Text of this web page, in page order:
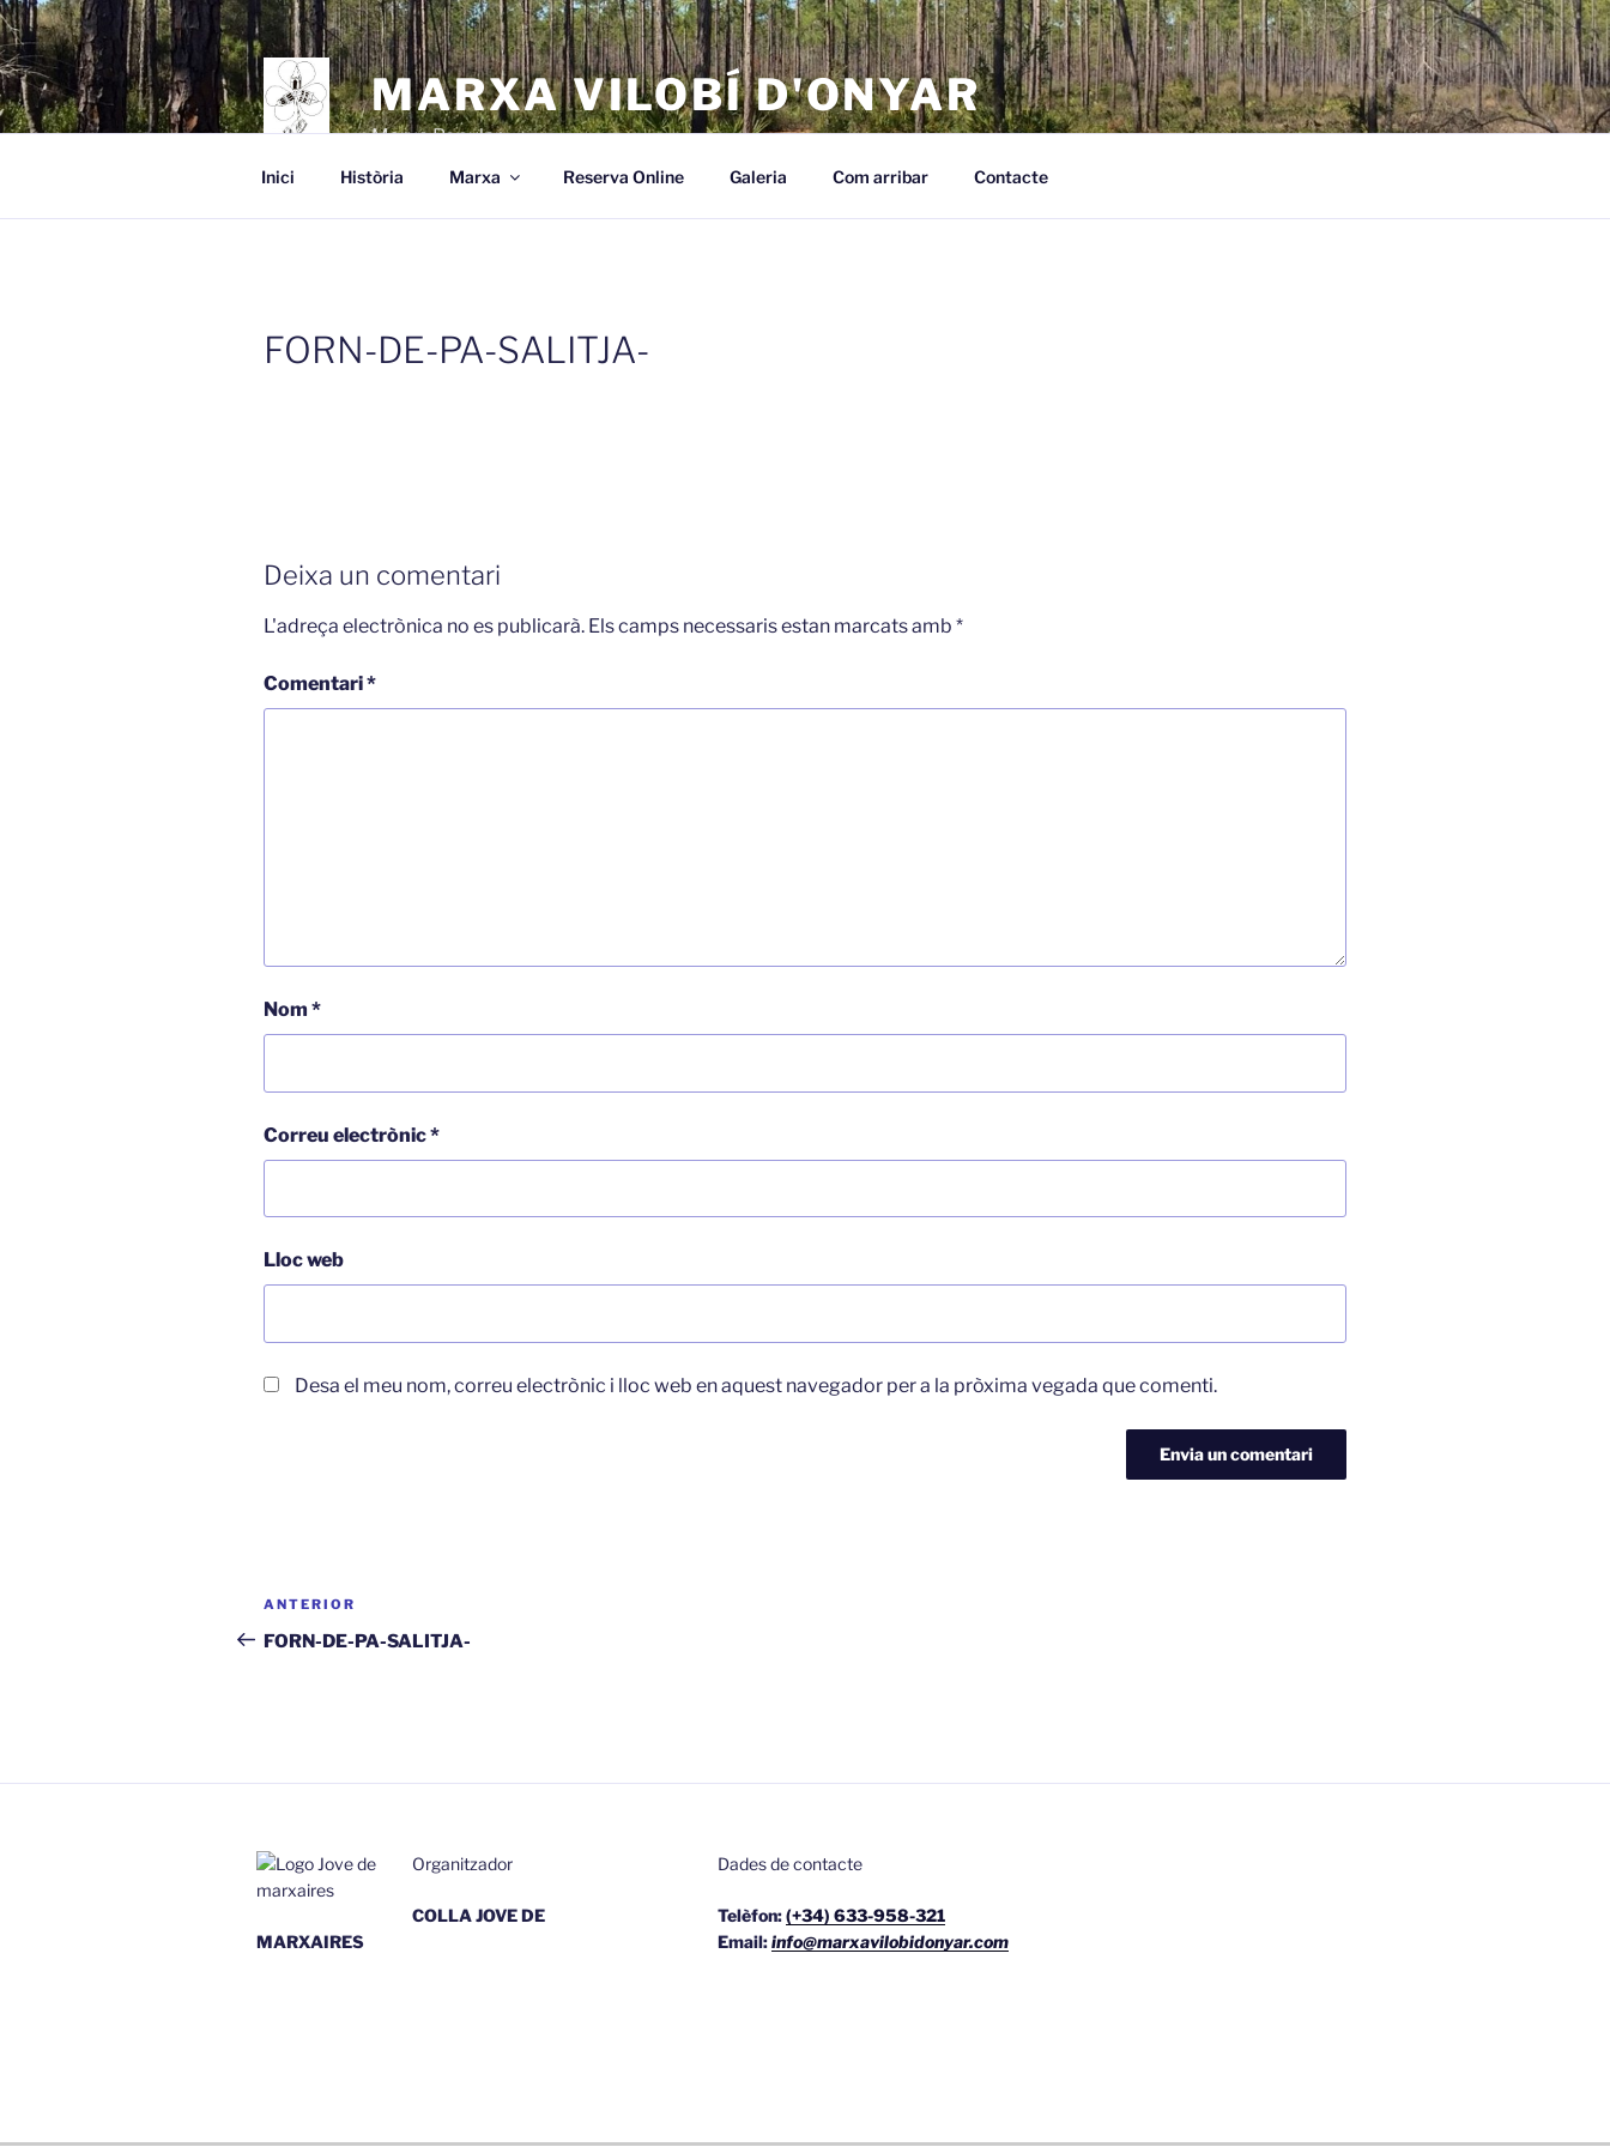
Vés
al
contingut
MARXA VILOBÍ D'ONYAR
Marxa Popular
Inici Història Marxa Reserva Online Galeria Com arribar Contacte
FORN-DE-PA-SALITJA-
Deixa un comentari
L'adreça electrònica no es publicarà. Els camps necessaris estan marcats amb *
Comentari*
Nom *
Correu electrònic*
Lloc web
Desa el meu nom, correu electrònic i lloc web en aquest navegador per a la pròxima vegada que comenti.
Navegació
d'entrades
Entrada
anterior
ANTERIOR
FORN-DE-PA-SALITJA-
Organitzador
COLLA JOVE DE
MARXAIRES
Dades de contacte
Telèfon:(+34) 633-958-321
Email:info@marxavilobidonyar.com